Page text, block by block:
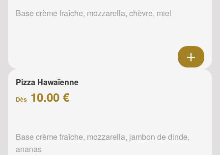
Base crème fraîche, mozzarella, chèvre, miel
Pizza Hawaïenne
Dès 10.00 €
Base crème fraîche, mozzarella, jambon de dinde,
ananas